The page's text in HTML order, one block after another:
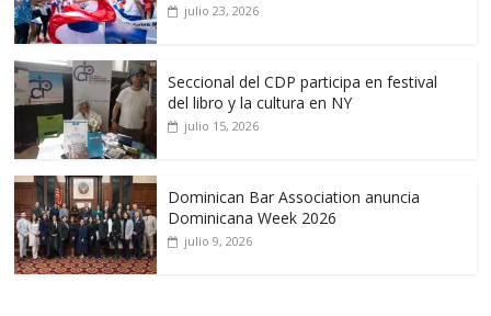
julio 23, 2026
Seccional del CDP participa en festival
del libro y la cultura en NY
julio 15, 2026
Dominican Bar Association anuncia
Dominicana Week 2026
julio 9, 2026